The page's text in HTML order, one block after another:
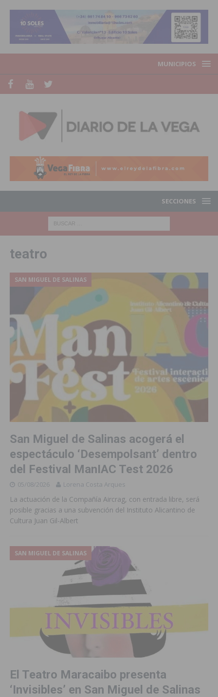
MUNICIPIOS
SECCIONES
teatro
SAN MIGUEL DE SALINAS
San Miguel de Salinas acogerá el
espectáculo ‘Desempolsant’ dentro
del Festival ManIAC Test 2026
05/08/2026 Lorena Costa Arques
La actuación de la Compañía Aircrag, con entrada libre, será
posible gracias a una subvención del Instituto Alicantino de
Cultura Juan Gil-Albert
SAN MIGUEL DE SALINAS
El Teatro Maracaibo presenta
‘Invisibles’ en San Miguel de Salinas